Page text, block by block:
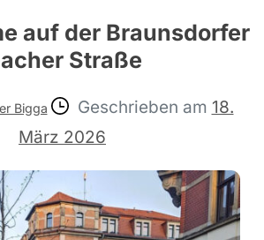
auf der Braunsdorfer
Straße
Bigga Geschrieben am 18.
März 2026